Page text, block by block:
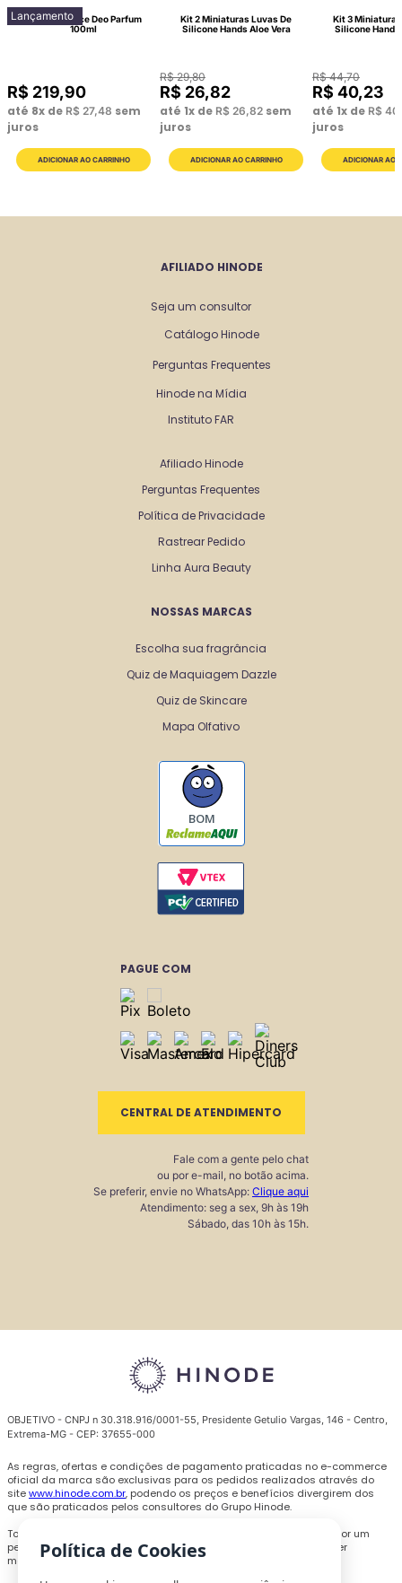
Lançamento
Lattitude Race Deo Parfum
100ml
R$ 219,90
até 8x de R$ 27,48 sem
juros
Kit 2 Miniaturas Luvas De
Silicone Hands Aloe Vera
R$ 29,80
R$ 26,82
até 1x de R$ 26,82 sem
juros
Kit 3
Silicone Hands
R$ 44,70
R$ 40,23
até 1x de R$ 40
juros
AFILIADO HINODE
Seja um consultor
Catálogo Hinode
Perguntas Frequentes
Hinode na Mídia
Instituto FAR
Afiliado Hinode
Perguntas Frequentes
Política de Privacidade
Rastrear Pedido
Linha Aura Beauty
NOSSAS MARCAS
Escolha sua fragrância
Quiz de Maquiagem Dazzle
Quiz de Skincare
Mapa Olfativo
BOM
PAGUE COM
CENTRAL DE ATENDIMENTO
Fale com a gente pelo chat
ou por e-mail, no botão acima.
Se preferir, envie no WhatsApp: Clique aqui
Atendimento: seg a sex, 9h às 19h
Sábado, das 10h às 15h.
OBJETIVO - CNPJ n 30.318.916/0001-55, Presidente Getulio Vargas, 146 - Centro,
Extrema-MG - CEP: 37655-000
As regras, ofertas e condições de pagamento praticadas no e-commerce
oficial da marca são exclusivas para os pedidos realizados através do
sitewww.hinode.com.br, podendo os preços e benefícios divergirem dos
que são praticados pelos consultores do Grupo Hinode.
Todas as promoções, descontos e preços são válidos somente por um
período limitado e podem ser alterados ou encerrados a qualquer
momento sem prévio aviso.
Política de Cookies